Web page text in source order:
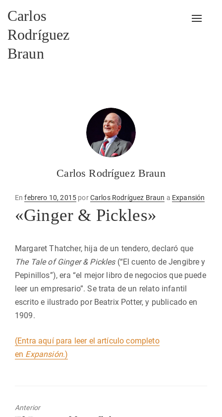
Carlos
Rodríguez
Braun
Carlos Rodríguez Braun
EnPublicado
en
febrero 10, 2015 porCarlos Rodríguez Braun a Expansión
«Ginger & Pickles»
Margaret Thatcher, hija de un tendero, declaró que
The Tale of Ginger & Pickles (“El cuento de Jengibre y
Pepinillos”), era “el mejor libro de negocios que puede
leer un empresario”. Se trata de un relato infantil
escrito e ilustrado por Beatrix Potter, y publicado en
1909.
(Entra aquí para leer el artículo completo
en Expansión.)
Anterior